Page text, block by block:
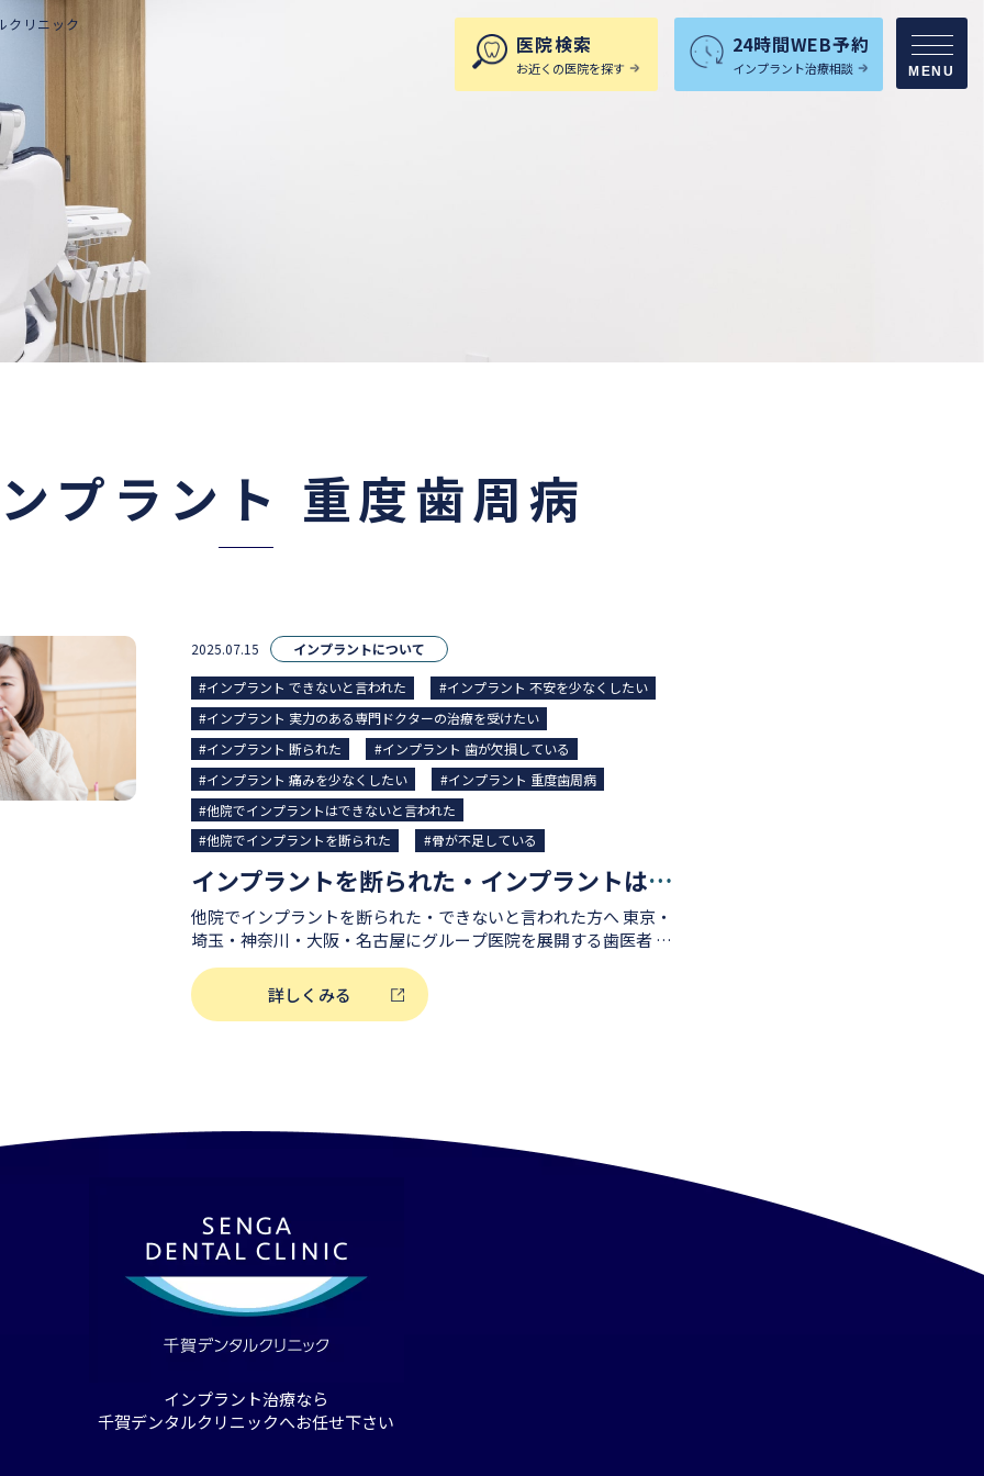
クリニック
医院検索
お近くの医院を探す
24時間WEB予約
インプラント治療相談 MENU
プラント 重度歯周病
2025.07.15 インプラントについて
#インプラント できないと言われた
#インプラント 不安を少なくしたい
#インプラント 実力のある専門ドクターの治療を受けたい
#インプラント 断られた
#インプラント ︎歯が欠損している
#インプラント 痛みを少なくしたい
#インプラント 重度歯周病
#他院でインプラントはできないと言われた
#他院でインプラントを断られた
#骨が不足している
インプラントを断られた・インプラントはできないと言われた方へ。諦める前に。
他院でインプラントを断られた・できないと言われた方へ 東京・
埼玉・神奈川・大阪・名古屋にグループ医院を展開する歯医者 千
賀デンタルクリニックのインプラント専門外来には、インプラント
治療の専門ドクターが多数在籍しており、日々さまざまなインプラ
ントに関するご相談を頂いております。他医院では「インプラント
方も千賀デンタルクリニックへどうぞお気軽にご相談ください。失
敗できないインプラント治療だからこそ、実績あるドクターに相談
することを強くおすすめいたします。 医療法人誓栄会 千賀デンタ
ルクリニック インプラント担当医について ITIフェローをはじめイ
ンプラントの専門家が治療を提供しています 東京・埼玉・神奈
川・大阪・名古屋にグループ医院を展開する歯医者 千賀デンタル
クリニックのインプラント専門外来では、ITIフェローの藤森先生
手インプラントメーカーのストローマン社が認定したインプラント
治療のスペシャリストとパートナー契約を結び、安心安全なインプ
詳しくみる
インプラント治療なら
千賀デンタルクリニックへお任せ下さい